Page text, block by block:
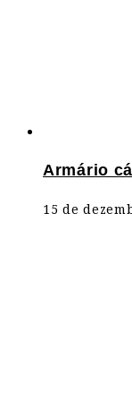
Armário
15 de